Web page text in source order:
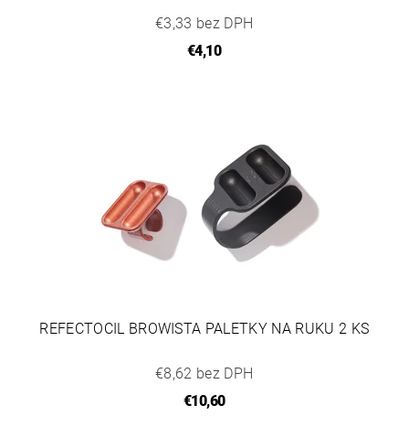
€3,33 bez DPH
€4,10
REFECTOCIL BROWISTA PALETKY NA RUKU 2 KS
€8,62 bez DPH
€10,60